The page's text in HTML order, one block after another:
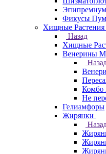
Фикусы
Хищные Растения
Назад
Хищные
Венерины
Комбо
Не
Гелиамфоры
Жирянки